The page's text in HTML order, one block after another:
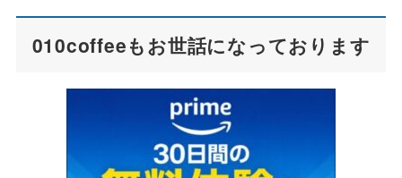
010coffeeもお世話になっております